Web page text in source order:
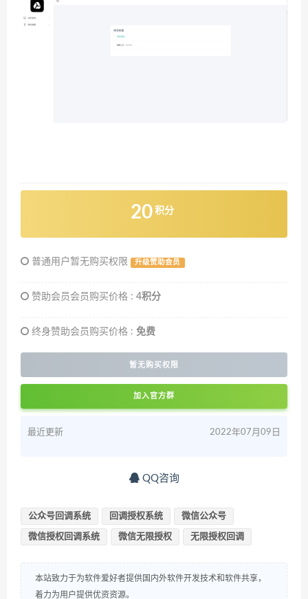
20 积分
普通用户暂无购买权限 升级赞助会员
赞助会员会员购买价格 : 4积分
终身赞助会员购买价格 : 免费
暂无购买权限
加入官方群
最近更新 2022年07月09日
QQ咨询
公众号回调系统 回调授权系统 微信公众号
微信授权回调系统 微信无限授权 无限授权回调
本站致力于为软件爱好者提供国内外软件开发技术和软件共享，
着力为用户提供优资资源。